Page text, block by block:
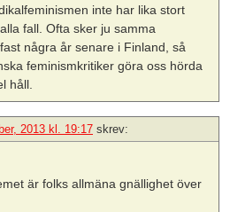
inte har lika stort
fall. Ofta sker ju samma
några år senare i Finland, så
feminismkritiker göra oss hörda
håll.
2013 kl. 19:17 skrev:
är folks allmäna gnällighet över